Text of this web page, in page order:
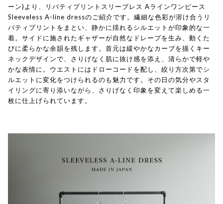
ーン)より、リバティプリントスリーブレス Aラインワンピース
Sleeveless A-line dressのご紹介です。繊細な色彩が溶け合うリ
バティプリントをまとい、静かに揺れるシルエットが印象的な一
着。サイドに施されたギャザーが自然なドレープを生み、動くた
びに柔らかな余韻を残します。首元は緩やかなカーブを描くキー
ネックデザインで、さりげなく肌に抜け感を添え、清らかで軽や
かな表情に。ウエストにはドローコードを配し、絞り方次第でシ
ルエットに変化をつけられるのも魅力です。その日の気分やスタ
イリングに寄り添いながら、さりげなく印象を変えて楽しめる一
枚に仕上げられています。